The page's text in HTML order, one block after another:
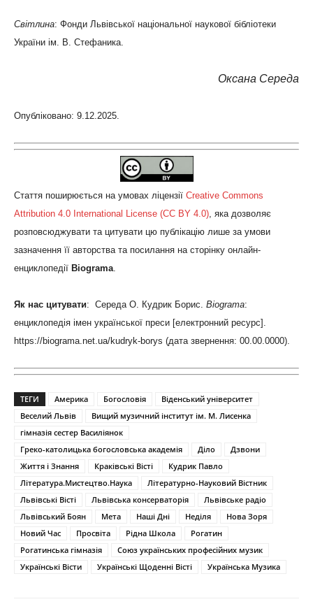
Світлина: Фонди Львівської національної наукової бібліотеки
України ім. В. Стефаника.
Оксана Середа
Опубліковано: 9.12.2025.
Стаття поширюється на умовах ліцензії Creative Commons
Attribution 4.0 International License (CC BY 4.0) , яка дозволяє
розповсюджувати та цитувати цю публікацію лише за умови
зазначення її авторства та посилання на сторінку онлайн-
енциклопедії Biograma
Як нас цитувати: Середа О. Кудрик Борис. Biograma:
енциклопедія імен української преси [електронний ресурс].
https://biograma.net.ua/kudryk-borys (дата звернення: 00.00.0000).
ТЕГИ Америка Богословія
Віденський університет
Веселий Львів
Вищий музичний інститут ім. М. Лисенка
гімназія сестер Василіянок
Греко-католицька богословська академія
Діло
Дзвони
Життя і Знання
Краківські Вісті
Кудрик Павло
Література.Мистецтво.Наука
Літературно-Науковий Вістник
Львівські Вісті
Львівська консерваторія
Львівське радіо
Львівський Боян
Мета Наші Дні Неділя
Нова Зоря
Новий Час
Просвіта Рідна Школа
Рогатин
Рогатинська гімназія
Союз українських професійних музик
Українські Вісти
Українські Щоденні Вісті Українська Музика